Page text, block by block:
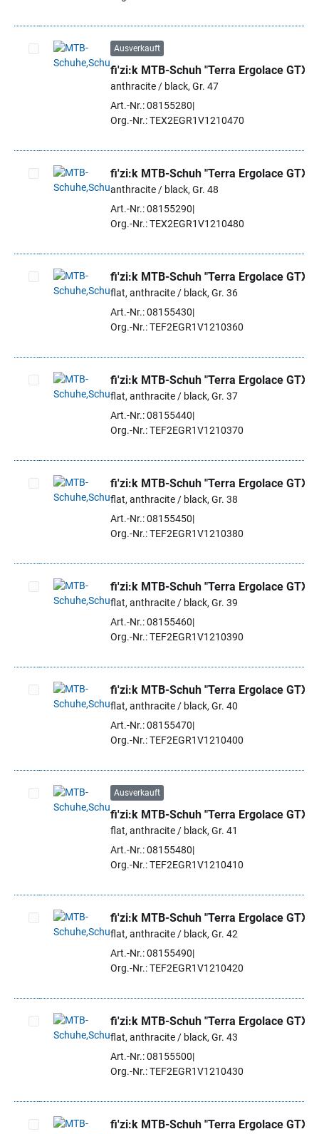
Artikel auswählen
Ausverkauft
fi'zi:k MTB-Schuh "Terra Ergolace GTX"
anthracite / black, Gr. 47
Art.-Nr.: 08155280
Org.-Nr.: TEX2EGR1V1210470
Artikel auswählen
fi'zi:k MTB-Schuh "Terra Ergolace GTX"
anthracite / black, Gr. 48
Art.-Nr.: 08155290
Org.-Nr.: TEX2EGR1V1210480
Artikel auswählen
fi'zi:k MTB-Schuh "Terra Ergolace GTX"
flat, anthracite / black, Gr. 36
Art.-Nr.: 08155430
Org.-Nr.: TEF2EGR1V1210360
Artikel auswählen
fi'zi:k MTB-Schuh "Terra Ergolace GTX"
flat, anthracite / black, Gr. 37
Art.-Nr.: 08155440
Org.-Nr.: TEF2EGR1V1210370
Artikel auswählen
fi'zi:k MTB-Schuh "Terra Ergolace GTX"
flat, anthracite / black, Gr. 38
Art.-Nr.: 08155450
Org.-Nr.: TEF2EGR1V1210380
Artikel auswählen
fi'zi:k MTB-Schuh "Terra Ergolace GTX"
flat, anthracite / black, Gr. 39
Art.-Nr.: 08155460
Org.-Nr.: TEF2EGR1V1210390
Artikel auswählen
fi'zi:k MTB-Schuh "Terra Ergolace GTX"
flat, anthracite / black, Gr. 40
Art.-Nr.: 08155470
Org.-Nr.: TEF2EGR1V1210400
Artikel auswählen
Ausverkauft
fi'zi:k MTB-Schuh "Terra Ergolace GTX"
flat, anthracite / black, Gr. 41
Art.-Nr.: 08155480
Org.-Nr.: TEF2EGR1V1210410
Artikel auswählen
fi'zi:k MTB-Schuh "Terra Ergolace GTX"
flat, anthracite / black, Gr. 42
Art.-Nr.: 08155490
Org.-Nr.: TEF2EGR1V1210420
Artikel auswählen
fi'zi:k MTB-Schuh "Terra Ergolace GTX"
flat, anthracite / black, Gr. 43
Art.-Nr.: 08155500
Org.-Nr.: TEF2EGR1V1210430
fi'zi:k MTB-Schuh "Terra Ergolace GTX"